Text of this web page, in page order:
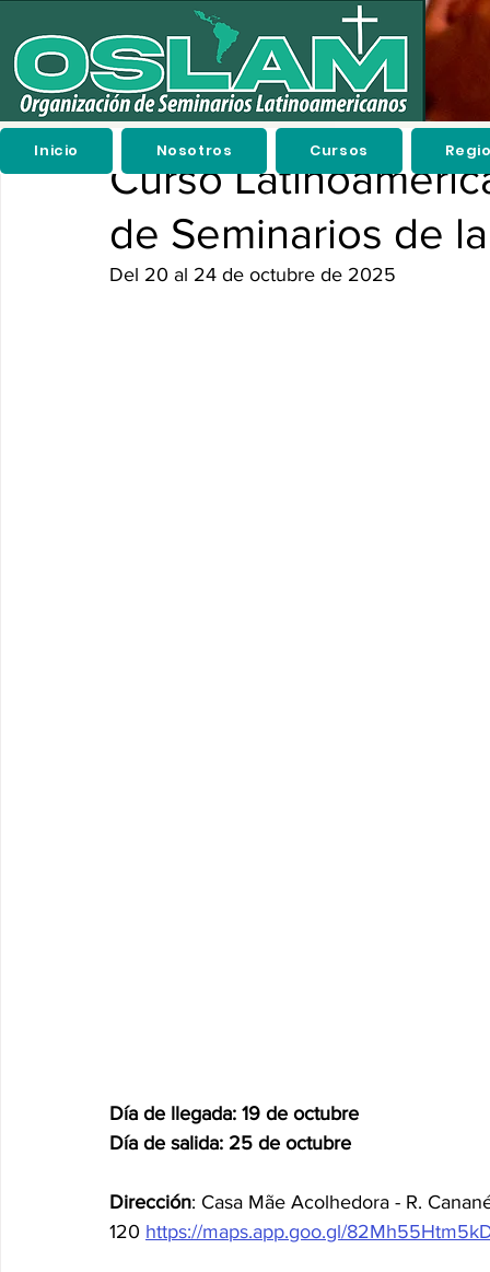
Curso
de Seminarios de
Del 20 al 24 de octubre de 2025
Día de llegada: 19 de octubre
Día de salida: 25 de octubre
Dirección: Casa Mãe Acolhedora - R.
120 https://maps.app.goo.gl/
Inicio Nosotros Cursos